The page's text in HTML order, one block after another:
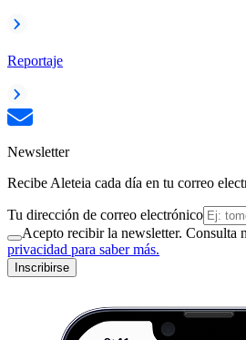
Reportaje
Newsletter
Recibe Aleteia cada día en tu correo
Tu dirección de correo electrónico
Acepto recibir la newsletter. Consulta
privacidad para saber más.
Inscribirse